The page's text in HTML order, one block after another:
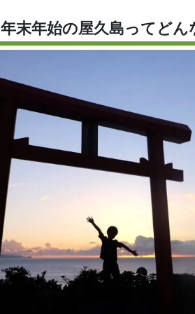
年末年始の屋久島ってどん